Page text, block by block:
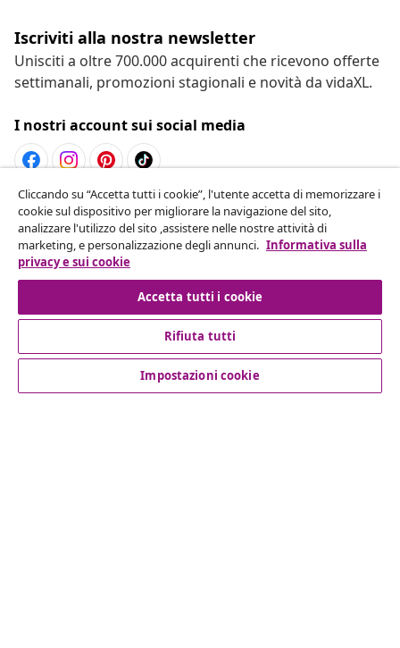
Iscriviti alla nostra newsletter
Unisciti a oltre 700.000 acquirenti che ricevono offerte
settimanali, promozioni stagionali e novità da vidaXL.
I nostri account sui social media
Recesso dal contratto
Invia una richiesta di recesso per il tuo ordine.
Recesso dal contratto
Servizio clienti
Cliccando su “Accetta tutti i cookie”, l'utente accetta di memorizzare i
cookie sul dispositivo per migliorare la navigazione del sito,
analizzare l'utilizzo del sito ,assistere nelle nostre attività di
marketing, e personalizzazione degli annunci. Informativa sulla
privacy e sui cookie
Accetta tutti i cookie
Rifiuta tutti
Impostazioni cookie